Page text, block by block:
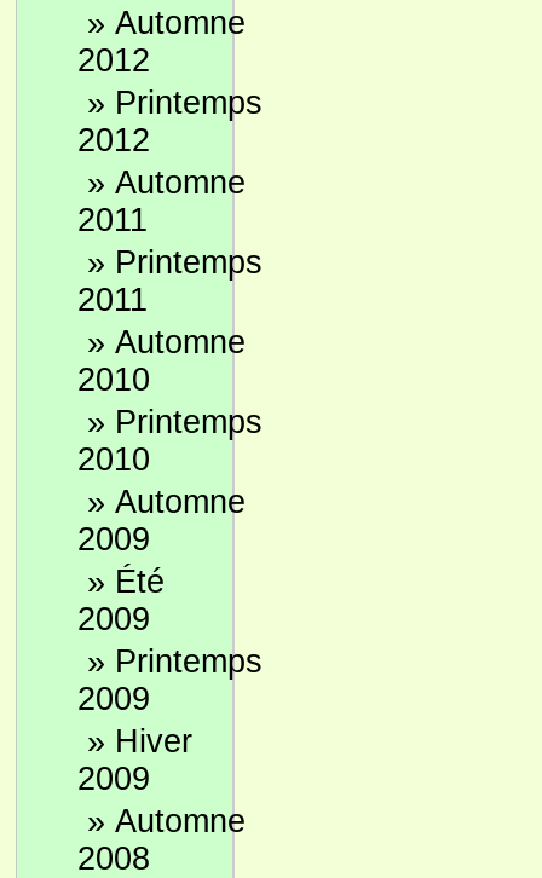
» Automne
2012
» Printemps
2012
» Automne
2011
» Printemps
2011
» Automne
2010
» Printemps
2010
» Automne
2009
» Été
2009
» Printemps
2009
» Hiver
2009
» Automne
2008